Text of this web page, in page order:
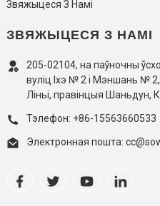
Звяжыцеся З Намі
ЗВЯЖЫЦЕСЯ З НАМІ
205-02104, на паўночны
вуліц Іхэ № 2 і Мэншань №
Ліньі, правінцыя Шаньдун,
Тэлефон: +86-15563660533
Электронная пошта: